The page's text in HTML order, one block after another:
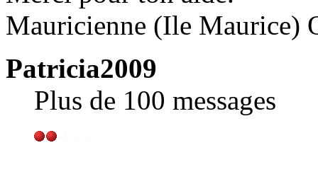
Mauricienne (Ile Maurice)
Patricia2009
Plus de 100 messages